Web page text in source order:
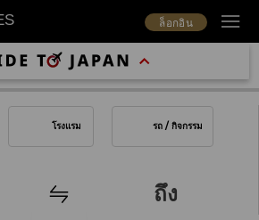
ล็อกอิน
โรงแรม รถ / กิจกรรม
ถึง